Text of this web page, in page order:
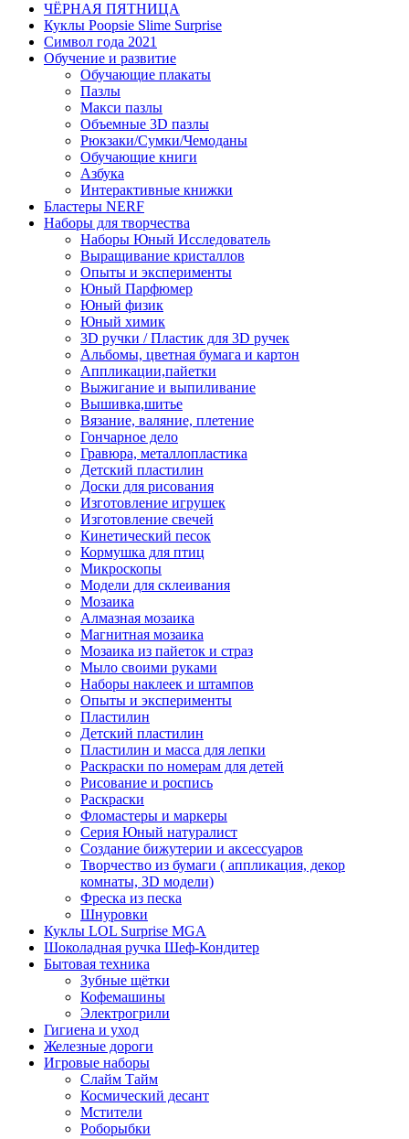
ЧЁРНАЯ ПЯТНИЦА
Куклы Poopsie Slime Surprise
Символ года 2021
Обучение и развитие
Обучающие плакаты
Пазлы
Макси пазлы
Объемные 3D пазлы
Рюкзаки/Сумки/Чемоданы
Обучающие книги
Азбука
Интерактивные книжки
Бластеры NERF
Наборы для творчества
Наборы Юный Исследователь
Выращивание кристаллов
Опыты и эксперименты
Юный Парфюмер
Юный физик
Юный химик
3D ручки / Пластик для 3D ручек
Альбомы, цветная бумага и картон
Аппликации,пайетки
Выжигание и выпиливание
Вышивка,шитье
Вязание, валяние, плетение
Гончарное дело
Гравюра, металлопластика
Детский пластилин
Доски для рисования
Изготовление игрушек
Изготовление свечей
Кинетический песок
Кормушка для птиц
Микроскопы
Модели для склеивания
Мозаика
Алмазная мозаика
Магнитная мозаика
Мозаика из пайеток и страз
Мыло своими руками
Наборы наклеек и штампов
Опыты и эксперименты
Пластилин
Детский пластилин
Пластилин и масса для лепки
Раскраски по номерам для детей
Рисование и роспись
Раскраски
Фломастеры и маркеры
Серия Юный натуралист
Создание бижутерии и аксессуаров
Творчество из бумаги ( аппликация, декор
комнаты, 3D модели)
Фреска из песка
Шнуровки
Куклы LOL Surprise MGA
Шоколадная ручка Шеф-Кондитер
Бытовая техника
Зубные щётки
Кофемашины
Электрогрили
Гигиена и уход
Железные дороги
Игровые наборы
Слайм Тайм
Космический десант
Мстители
Роборыбки